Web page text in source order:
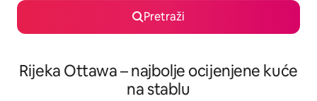
Pretraži
Rijeka Ottawa – najbolje ocijenjene kuće
na stablu